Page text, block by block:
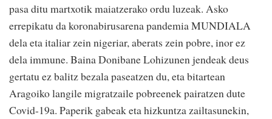
pasa ditu martxotik maiatzerako ordu luzeak. Asko
errepikatu da koronabirusarena pandemia MUNDIALA
dela eta italiar zein nigeriar, aberats zein pobre, inor ez
dela immune. Baina Donibane Lohizunen jendeak deus
gertatu ez balitz bezala paseatzen du, eta bitartean
Aragoiko langile migratzaile pobreenek pairatzen dute
Covid-19a. Paperik gabeak eta hizkuntza zailtasunekin,